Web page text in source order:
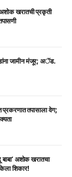
खरातची प्रकृती
जामीन मंजूर; अॅड.
तपासाला वेग;
अशोक खरातचा
शिकार!